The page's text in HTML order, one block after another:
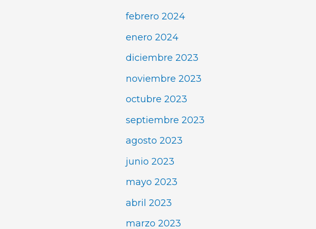
febrero 2024
enero 2024
diciembre 2023
noviembre 2023
octubre 2023
septiembre 2023
agosto 2023
junio 2023
mayo 2023
abril 2023
marzo 2023